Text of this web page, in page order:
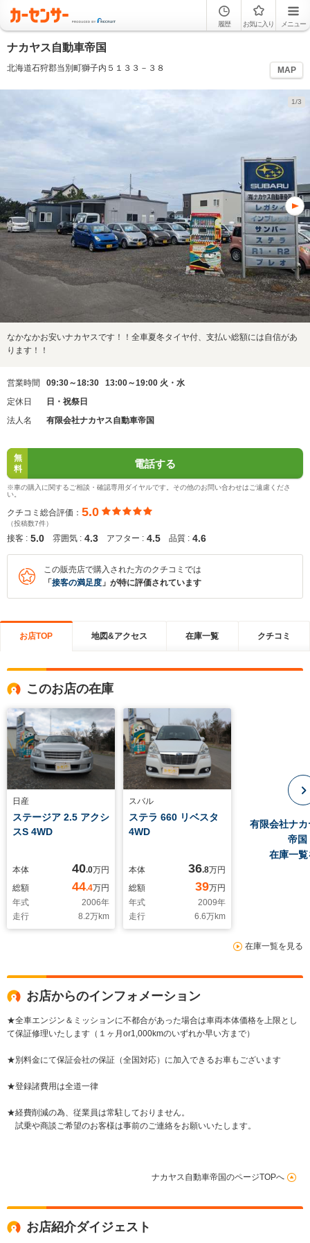
履歴 お気に入り メニュー
ナカヤス自動車帝国
北海道石狩郡当別町獅子内５１３３－３８ MAP
1/3
なかなかお安いナカヤスです！！全車夏冬タイヤ付、支払い総額には自信があ
ります！！
営業時間
09:30～18:30 13:00～19:00 火・水
定休日
日・祝祭日
法人名
有限会社ナカヤス自動車帝国
無
料
電話する
※車の購入に関するご相談・確認専用ダイヤルです。その他のお問い合わせはご遠慮くださ
い。
クチコミ総合評価： 5.0
（投稿数7件）
接客 : 5.0 雰囲気 : 4.3 アフター : 4.5 品質 : 4.6
この販売店で購入された方のクチコミでは
「 接客の満足度 」が特に評価されています
お店TOP 地図&アクセス 在庫一覧 クチコミ
このお店の在庫
日産
ステージア 2.5 アクシ
スS 4WD
本体 40.0万円
総額
44.4万円
年式
2006年
走行
8.2万km
スバル
ステラ 660 リベスタ
4WD
本体 36.8万円
総額
39万円
年式
2009年
走行
6.6万km
有限会社ナ
帝国
在庫一
在庫一覧を見る
お店からのインフォメーション
★全車エンジン＆ミッションに不都合があった場合は車両本体価格を上限とし
て保証修理いたします（１ヶ月or1,000kmのいずれか早い方まで）
★別料金にて保証会社の保証（全国対応）に加入できるお車もございます
★登録諸費用は全道一律
★経費削減の為、従業員は常駐しておりません。
試乗や商談ご希望のお客様は事前のご連絡をお願いいたします。
ナカヤス自動車帝国のページTOPへ
お店紹介ダイジェスト